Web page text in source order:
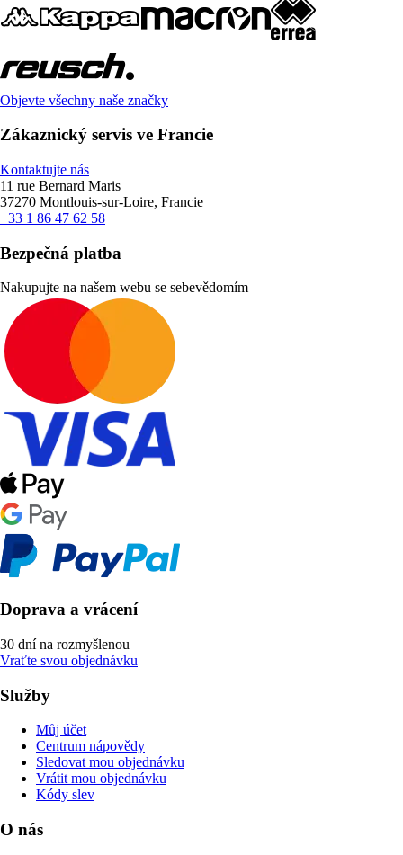
Objevte všechny naše značky
Zákaznický servis ve Francie
Kontaktujte nás
11 rue Bernard Maris
37270 Montlouis-sur-Loire, Francie
+33 1 86 47 62 58
Bezpečná platba
Nakupujte na našem webu se sebevědomím
Doprava a vrácení
30 dní na rozmyšlenou
Vraťte svou objednávku
Služby
Můj účet
Centrum nápovědy
Sledovat mou objednávku
Vrátit mou objednávku
Kódy slev
O nás